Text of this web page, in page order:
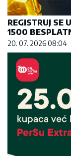
REGISTRUJ
1500
20. 07. 2026 08:04